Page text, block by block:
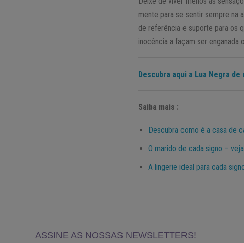
mente para se sentir sempre na
de referência e suporte para os
inocência a façam ser
Descubra aqui a Lua Negra de
Saiba mais :
Descubra como é a casa de
O marido de cada signo –
A lingerie ideal para cada